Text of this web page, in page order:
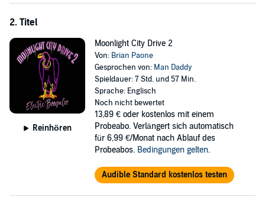
2. Titel
Reinhören
Moonlight City Drive 2
Von: Brian Paone
Gesprochen von: Man Daddy
Spieldauer: 7 Std. und 57 Min.
Sprache: Englisch
Noch nicht bewertet
13,89 € oder kostenlos mit einem
Probeabo. Verlängert sich automatisch
für 6,99 €/Monat nach Ablauf des
Probeabos. Bedingungen gelten.
Audible Standard kostenlos testen